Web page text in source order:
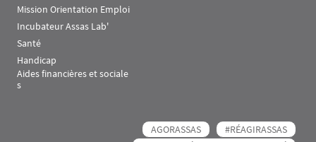
Mission Orientation Emploi
Incubateur Assas Lab'
Santé
Handicap
Aides financières et sociale
s
AGORASSAS
#RÉAGIRASSAS